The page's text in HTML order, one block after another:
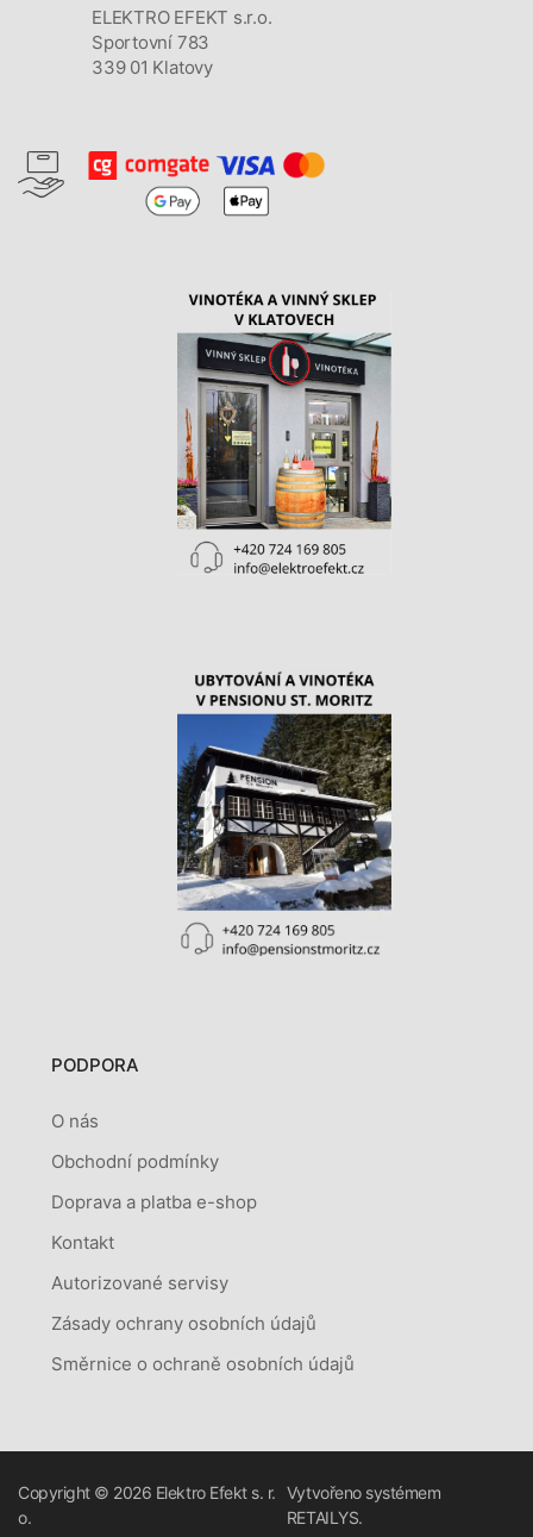
ELEKTRO EFEKT s.r.o.
Sportovní 783
339 01 Klatovy
PODPORA
O nás
Obchodní podmínky
Doprava a platba e-shop
Kontakt
Autorizované servisy
Zásady ochrany osobních údajů
Směrnice o ochraně osobních údajů
Copyright © 2026 Elektro Efekt s. r.
o.
Vytvořeno systémem
RETAILYS.